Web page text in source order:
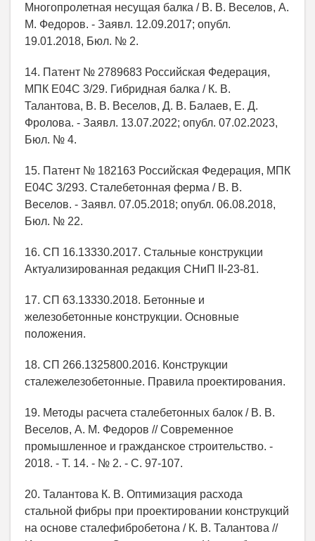
Многопролетная несущая балка / В. В. Веселов, А.
М. Федоров. - Заявл. 12.09.2017; опубл.
19.01.2018, Бюл. № 2.
14. Патент № 2789683 Российская Федерация,
МПК E04C 3/29. Гибридная балка / К. В.
Талантова, В. В. Веселов, Д. В. Балаев, Е. Д.
Фролова. - Заявл. 13.07.2022; опубл. 07.02.2023,
Бюл. № 4.
15. Патент № 182163 Российская Федерация, МПК
Е04С 3/293. Сталебетонная ферма / В. В.
Веселов. - Заявл. 07.05.2018; опубл. 06.08.2018,
Бюл. № 22.
16. СП 16.13330.2017. Стальные конструкции
Актуализированная редакция СНиП II-23-81.
17. СП 63.13330.2018. Бетонные и
железобетонные конструкции. Основные
положения.
18. СП 266.1325800.2016. Конструкции
сталежелезобетонные. Правила проектирования.
19. Методы расчета сталебетонных балок / В. В.
Веселов, А. М. Федоров // Современное
промышленное и гражданское строительство. -
2018. - Т. 14. - № 2. - С. 97-107.
20. Талантова К. В. Оптимизация расхода
стальной фибры при проектировании конструкций
на основе сталефибробетона / К. В. Талантова //